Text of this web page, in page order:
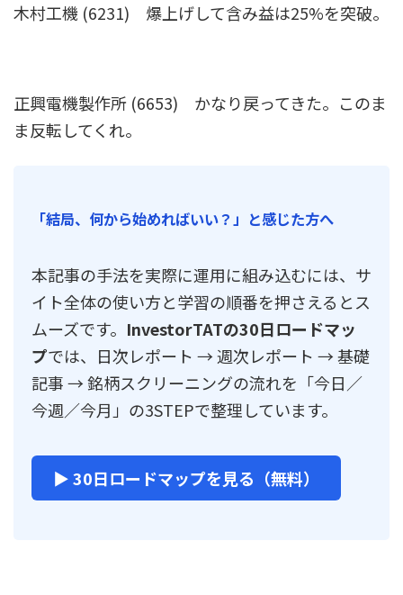
木村工機 (6231) 爆上げして含み益は25%を突破。
正興電機製作所 (6653) かなり戻ってきた。このま
ま反転してくれ。
「結局、何から始めればいい？」と感じた方へ
本記事の手法を実際に運用に組み込むには、サ
イト全体の使い方と学習の順番を押さえるとス
ムーズです。 InvestorTATの30日ロードマッ
プでは、日次レポート → 週次レポート → 基礎
記事 → 銘柄スクリーニングの流れを「今日／
今週／今月」の3STEPで整理しています。
▶ 30日ロードマップを見る（無料）